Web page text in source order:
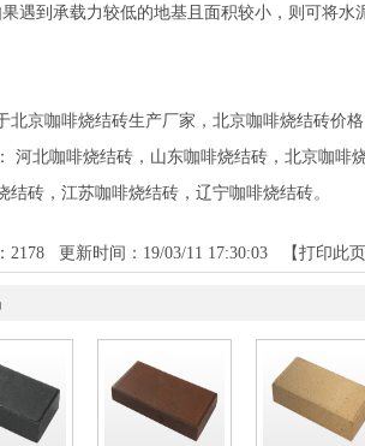
到承载力较低的地基且面积较小，则可将水泥
北京咖啡烧结砖生产厂家，北京咖啡烧结砖价
河北咖啡烧结砖 ， 山东咖啡烧结砖 ， 北京咖啡
结砖 ， 江苏咖啡烧结砖 ， 辽宁咖啡烧结砖。
2178 更新时间：19/03/11 17:30:03 【打印此页